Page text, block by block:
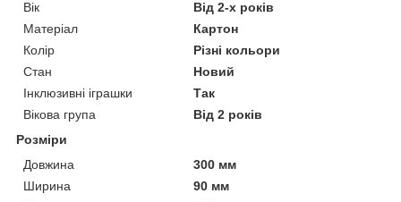
Вік
Від 2-х років
Матеріал
Картон
Колір
Різні кольори
Стан
Новий
Інклюзивні іграшки
Так
Вікова група
Від 2 років
Розміри
Довжина
300 мм
Ширина
90 мм